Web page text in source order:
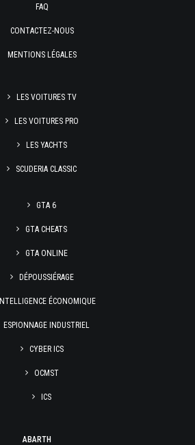
FAQ
CONTACTEZ-NOUS
MENTIONS LÉGALES
LES VOITURES TV
LES VOITURES PRO
LES YACHTS
SCUDERIA CLASSIC
GTA 6
GTA CHEATS
GTA ONLINE
DÉPOUSSIÉRAGE
INTELLIGENCE ÉCONOMIQUE
ESPIONNAGE INDUSTRIEL
CYBER ICS
OCMST
ICS
ABARTH